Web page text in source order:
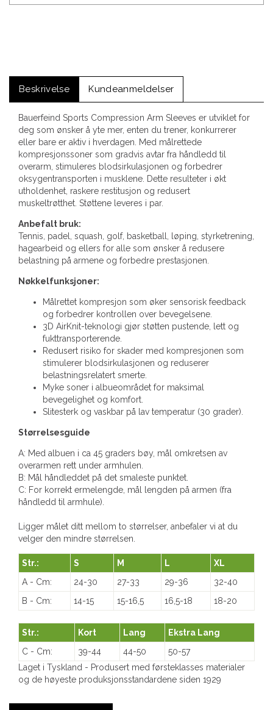
Beskrivelse Kundeanmeldelser
Bauerfeind Sports Compression Arm Sleeves er utviklet for
deg som ønsker å yte mer, enten du trener, konkurrerer
eller bare er aktiv i hverdagen. Med målrettede
kompresjonssoner som gradvis avtar fra håndledd til
overarm, stimuleres blodsirkulasjonen og forbedrer
oksygentransporten i musklene. Dette resulteter i økt
utholdenhet, raskere restitusjon og redusert
muskeltrøtthet. Støttene leveres i par.
Anbefalt bruk:
Tennis, padel, squash, golf, basketball, løping, styrketrening,
hagearbeid og ellers for alle som ønsker å redusere
belastning på armene og forbedre prestasjonen.
Nøkkelfunksjoner:
Målrettet kompresjon som øker sensorisk feedback
og forbedrer kontrollen over bevegelsene.
3D AirKnit-teknologi gjør støtten pustende, lett og
fukttransporterende.
Redusert risiko for skader med kompresjonen som
stimulerer blodsirkulasjonen og reduserer
belastningsrelatert smerte.
Myke soner i albueområdet for maksimal
bevegelighet og komfort.
Slitesterk og vaskbar på lav temperatur (30 grader).
Størrelsesguide
A: Med albuen i ca 45 graders bøy, mål omkretsen av
overarmen rett under armhulen.
B: Mål håndleddet på det smaleste punktet.
C: For korrekt ermelengde, mål lengden på armen (fra
håndledd til armhule).
Ligger målet ditt mellom to størrelser, anbefaler vi at du
velger den mindre størrelsen.
Str.: S M L
XL
A - Cm:
24-30 27-33 29-36
32-40
B - Cm:
14-15 15-16,5 16,5-18 18-20
Str.: Kort Lang
Ekstra Lang
C - Cm:
39-44 44-50
50-57
Laget i Tyskland - Produsert med førsteklasses materialer
og de høyeste produksjonsstandardene siden 1929